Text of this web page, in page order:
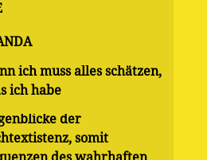
ich muss alles schätzen,
ich habe
der
somit